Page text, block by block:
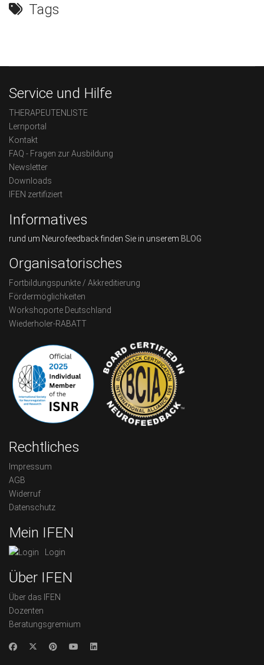
Tags
Service und Hilfe
THERAPEUTENLISTE
Lernportal
Kontakt
FAQ - Fragen zur Ausbildung
Newsletter
Downloads
IFEN zertifiziert
Informatives
rund um Neurofeedback finden Sie in unserem BLOG
Organisatorisches
Fortbildungspunkte / Akkreditierung
Fördermöglichkeiten
Workshoporte Deutschland
Wiederholer-RABATT
Rechtliches
Impressum
AGB
Widerruf
Datenschutz
Mein IFEN
Login
Über IFEN
Über das IFEN
Dozenten
Beratungsgremium